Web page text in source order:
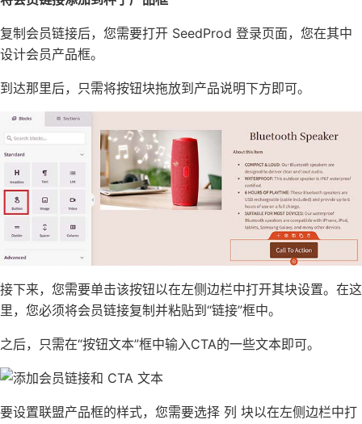
复制会员链接后，您需要打开 SeedProd 登录页面，您在其中
设计会员产品框。
到达那里后，只需将按钮块拖放到产品说明下方即可。
接下来，您需要单击该按钮以在左侧边栏中打开其块设置。在这
里，您必须将会员链接复制并粘贴到“链接”框中。
之后，只需在“按钮文本”框中输入CTA的一些文本即可。
要设置联盟产品框的样式，您需要选择 列 块以在左侧边栏中打